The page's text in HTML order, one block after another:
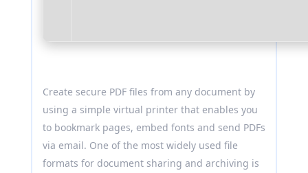
Create secure PDF files from any document by
using a simple virtual printer that enables you
to bookmark pages, embed fonts and send PDFs
via email. One of the most widely used file
formats for document sharing and archiving is